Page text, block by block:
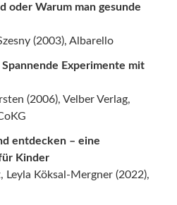
oder Warum man gesunde
(2003), Albarello
Experimente mit
(2006), Velber Verlag,
entdecken – eine
Kinder
Leyla Köksal-Mergner (2022),